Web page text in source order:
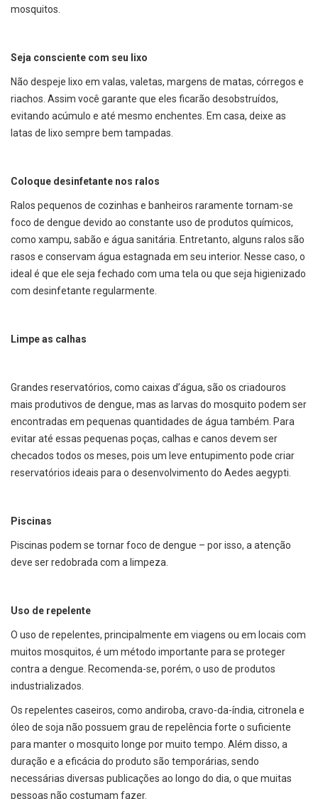
mosquitos.
Seja consciente com seu lixo
Não despeje lixo em valas, valetas, margens de matas, córregos e
riachos. Assim você garante que eles ficarão desobstruídos,
evitando acúmulo e até mesmo enchentes. Em casa, deixe as
latas de lixo sempre bem tampadas.
Coloque desinfetante nos ralos
Ralos pequenos de cozinhas e banheiros raramente tornam-se
foco de dengue devido ao constante uso de produtos químicos,
como xampu, sabão e água sanitária. Entretanto, alguns ralos são
rasos e conservam água estagnada em seu interior. Nesse caso, o
ideal é que ele seja fechado com uma tela ou que seja higienizado
com desinfetante regularmente.
Limpe as calhas
Grandes reservatórios, como caixas d’água, são os criadouros
mais produtivos de dengue, mas as larvas do mosquito podem ser
encontradas em pequenas quantidades de água também. Para
evitar até essas pequenas poças, calhas e canos devem ser
checados todos os meses, pois um leve entupimento pode criar
reservatórios ideais para o desenvolvimento do Aedes aegypti.
Piscinas
Piscinas podem se tornar foco de dengue – por isso, a atenção
deve ser redobrada com a limpeza.
Uso de repelente
O uso de repelentes, principalmente em viagens ou em locais com
muitos mosquitos, é um método importante para se proteger
contra a dengue. Recomenda-se, porém, o uso de produtos
industrializados.
Os repelentes caseiros, como andiroba, cravo-da-índia, citronela e
óleo de soja não possuem grau de repelência forte o suficiente
para manter o mosquito longe por muito tempo. Além disso, a
duração e a eficácia do produto são temporárias, sendo
necessárias diversas publicações ao longo do dia, o que muitas
pessoas não costumam fazer.